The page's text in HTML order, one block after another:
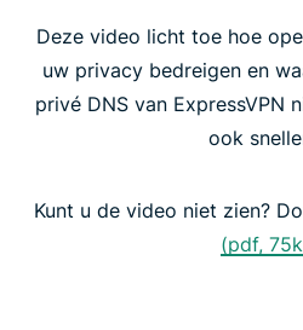
Wat is DNS?
Gratis DNS vs. VPN met
Probeer de VPN met zijn
Deze video licht toe hoe
uw privacy bedreigen en
privé DNS van ExpressVPN
ook
Kunt u de video niet zien?
(pdf,